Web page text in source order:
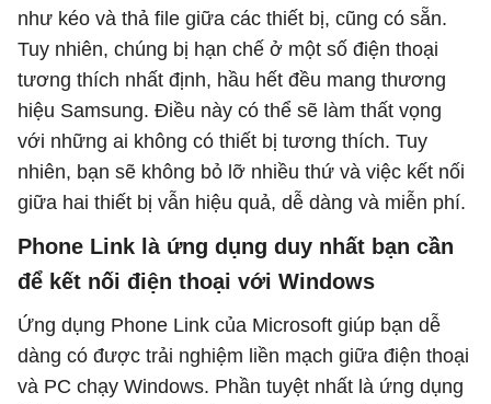
như kéo và thả file giữa các thiết bị, cũng có sẵn.
Tuy nhiên, chúng bị hạn chế ở một số điện thoại
tương thích nhất định, hầu hết đều mang thương
hiệu Samsung. Điều này có thể sẽ làm thất vọng
với những ai không có thiết bị tương thích. Tuy
nhiên, bạn sẽ không bỏ lỡ nhiều thứ và việc kết nối
giữa hai thiết bị vẫn hiệu quả, dễ dàng và miễn phí.
Phone Link là ứng dụng duy nhất bạn cần
để kết nối điện thoại với Windows
Ứng dụng Phone Link của Microsoft giúp bạn dễ
dàng có được trải nghiệm liền mạch giữa điện thoại
và PC chạy Windows. Phần tuyệt nhất là ứng dụng